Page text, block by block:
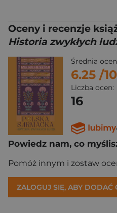
Oceny i recenzje
Historia zwykłych
Średnia
6.25 /10
Liczba ocen:
16
Powiedz nam, co
Pomóż innym i zostaw
ZALOGUJ SIĘ, ABY DODAĆ